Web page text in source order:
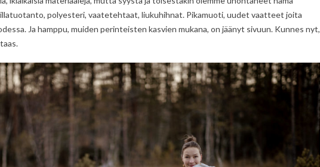
polyesteri, vaatetehtaat, liukuhihnat. Pikamuoti, uudet vaatteet joita
Ja hamppu, muiden perinteisten kasvien mukana, on jäänyt sivuun. Kunnes nyt,